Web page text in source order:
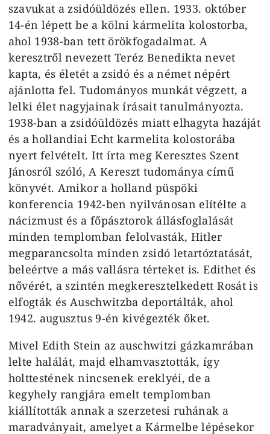
szavukat a zsidóüldözés ellen. 1933. október
14-én lépett be a kölni kármelita kolostorba,
ahol 1938-ban tett örökfogadalmat. A
keresztről nevezett Teréz Benedikta nevet
kapta, és életét a zsidó és a német népért
ajánlotta fel. Tudományos munkát végzett, a
lelki élet nagyjainak írásait tanulmányozta.
1938-ban a zsidóüldözés miatt elhagyta hazáját
és a hollandiai Echt karmelita kolostorába
nyert felvételt. Itt írta meg Keresztes Szent
Jánosról szóló, A Kereszt tudománya című
könyvét. Amikor a holland püspöki
konferencia 1942-ben nyilvánosan elítélte a
nácizmust és a főpásztorok állásfoglalását
minden templomban felolvasták, Hitler
megparancsolta minden zsidó letartóztatását,
beleértve a más vallásra térteket is. Edithet és
nővérét, a szintén megkeresztelkedett Rosát is
elfogták és Auschwitzba deportálták, ahol
1942. augusztus 9-én kivégezték őket.
Mivel Edith Stein az auschwitzi gázkamrában
lelte halálát, majd elhamvasztották, így
holttestének nincsenek ereklyéi, de a
kegyhely rangjára emelt templomban
kiállították annak a szerzetesi ruhának a
maradványait, amelyet a Kármelbe lépésekor